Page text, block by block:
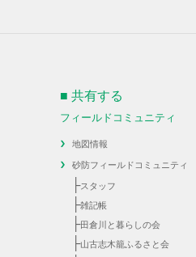
■ 共有する
フィールドコミュニティ
地図情報
砂防フィールドコミュニティ
├スタッフ
├雑記帳
├田倉川と暮らしの会
├山古志木籠ふるさと会